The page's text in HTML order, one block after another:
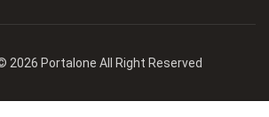
2026 Portalone All Right Reserved